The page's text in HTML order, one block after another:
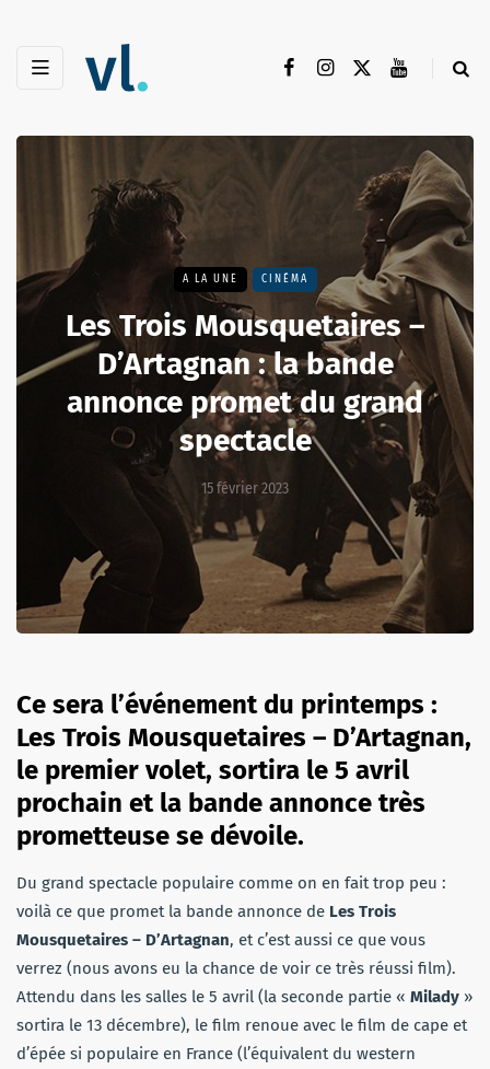
A LA UNE CINÉMA
Les Trois Mousquetaires –
D’Artagnan : la bande
annonce promet du grand
spectacle
15 février 2023
Ce sera l’événement du printemps :
Les Trois Mousquetaires – D’Artagnan,
le premier volet, sortira le 5 avril
prochain et la bande annonce très
prometteuse se dévoile.
Du grand spectacle populaire comme on en fait trop peu :
voilà ce que promet la bande annonce de Les Trois
Mousquetaires – D’Artagnan, et c’est aussi ce que vous
verrez (nous avons eu la chance de voir ce très réussi film).
Attendu dans les salles le 5 avril (la seconde partie « Milady »
sortira le 13 décembre), le film renoue avec le film de cape et
d’épée si populaire en France (l’équivalent du western